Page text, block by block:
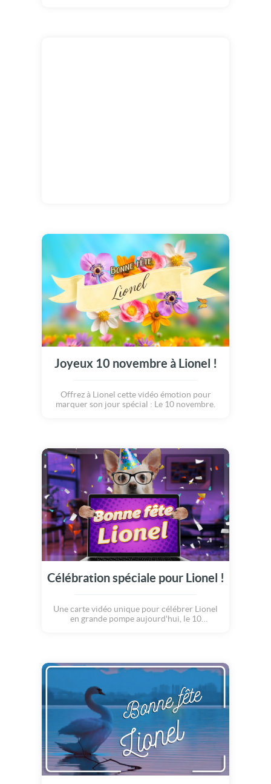
Joyeux 10 novembre à Lionel !
Offrez à Lionel cette vidéo émotion pour
marquer son jour spécial : Le 10 novembre.
Célébration spéciale pour Lionel !
Une carte vidéo unique pour célébrer Lionel
en grande pompe aujourd'hui, le 10